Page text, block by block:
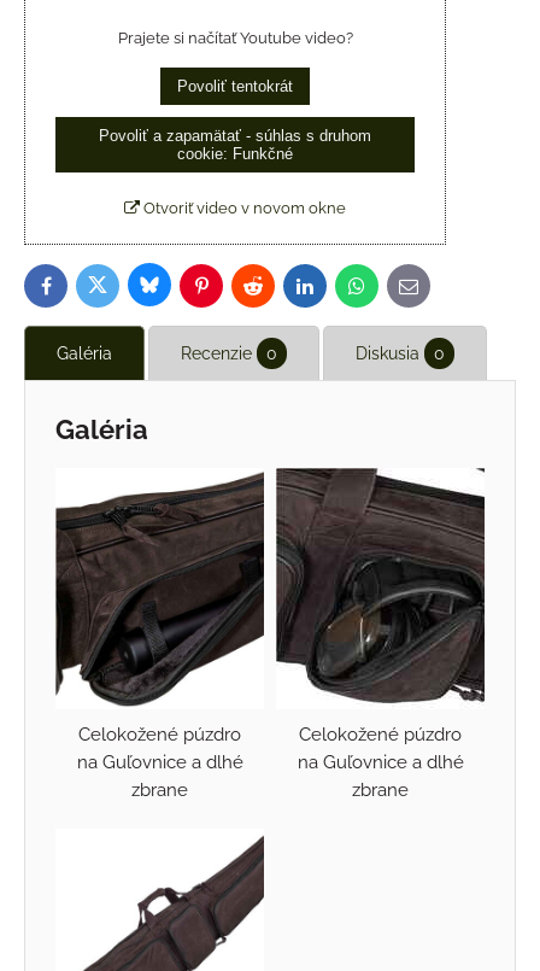
Prajete si načítať Youtube video?
Povoliť tentokrát
Povoliť a zapamätať - súhlas s druhom
cookie: Funkčné
Otvoriť video v novom okne
FacebookTwitterBlueskyPinterestReddit LinkedInWhatsApp
E-
mail
Galéria Recenzie 0 Diskusia 0
Galéria
Celokožené púzdro
na Guľovnice a dlhé
zbrane
Celokožené púzdro
na Guľovnice a dlhé
zbrane